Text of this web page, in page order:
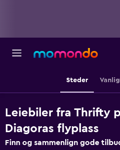
Steder
Leiebiler fra Thrifty
Diagoras flyplass
Finn og sammenlign gode